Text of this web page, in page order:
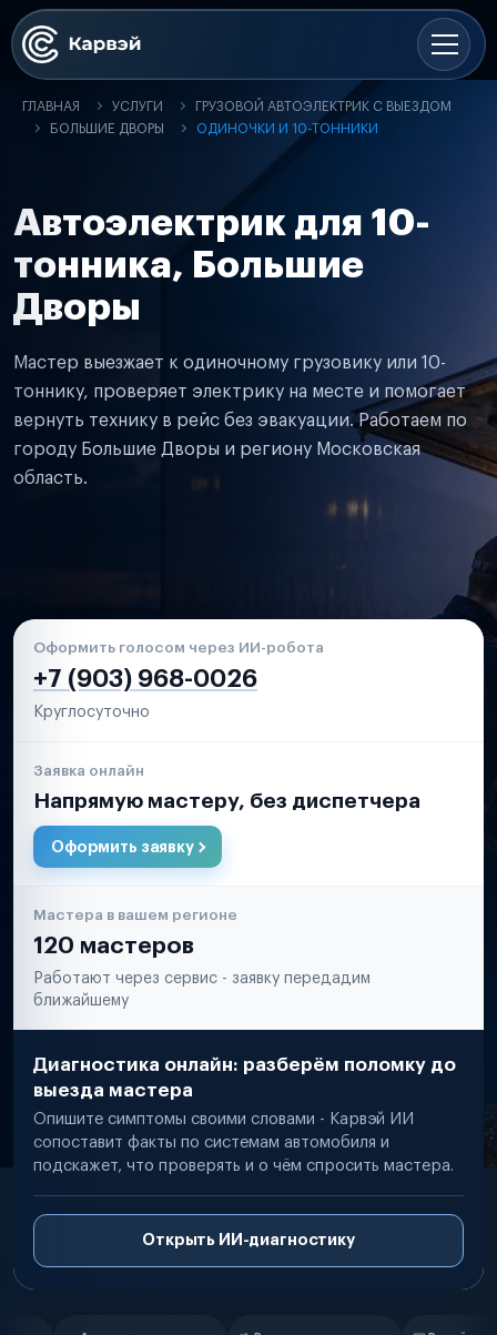
ГЛАВНАЯ УСЛУГИ
ГРУЗОВОЙ АВТОЭЛЕКТРИК С ВЫЕЗДОМ
БОЛЬШИЕ ДВОРЫ
ОДИНОЧКИ И 10-ТОННИКИ
Автоэлектрик для 10-
тонника, Большие
Дворы
Мастер выезжает к одиночному грузовику или 10-
тоннику, проверяет электрику на месте и помогает
вернуть технику в рейс без эвакуации. Работаем по
городу Большие Дворы и региону Московская
область.
Оформить голосом через ИИ-робота
+7 (903) 968-0026
Круглосуточно
Заявка онлайн
Напрямую мастеру, без диспетчера
Оформить заявку
Мастера в вашем регионе
120 мастеров
Работают через сервис - заявку передадим
ближайшему
Диагностика онлайн: разберём поломку до
выезда мастера
Опишите симптомы своими словами - Карвэй ИИ
сопоставит факты по системам автомобиля и
подскажет, что проверять и о чём спросить мастера.
Открыть ИИ-диагностику
Нам доверяют